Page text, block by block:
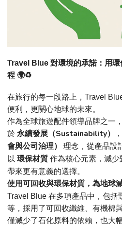
Travel Blue 對環境的承諾：用
程 🌍♻️
在旅行的每一段路上， Travel
便利，更關心地球的未來。
作為全球旅遊配件領導品牌之一，
於 永續發展（Sustainability）
會與公司治理）
理念，從產品設
以 環保材質 作為核心元素，減
帶來更有意義的選擇。
使用可回收與環保材質，為地球
Travel Blue 在多項產品中，包括
等，採用了可回收纖維、有機棉
僅減少了石化原料的依賴，也大